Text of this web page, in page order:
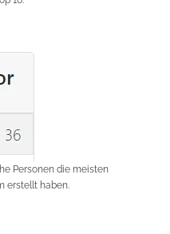
Personen die meisten
erstellt haben.